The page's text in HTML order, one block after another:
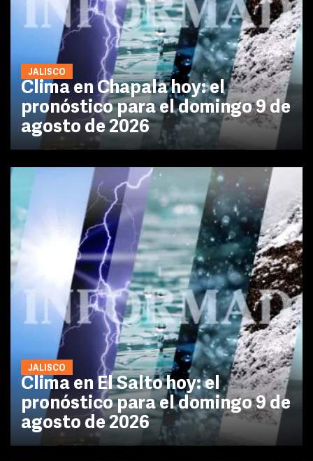
JALISCO
Clima en Chapala hoy: el
pronóstico para el domingo 9 de
agosto de 2026
JALISCO
Clima en El Salto hoy: el
pronóstico para el domingo 9 de
agosto de 2026